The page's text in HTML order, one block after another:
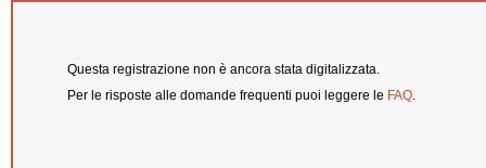
Questa registrazione non è ancora stata digitalizzata.
Per le risposte alle domande frequenti puoi leggere le FAQ.